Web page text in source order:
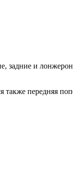
задние и
передняя